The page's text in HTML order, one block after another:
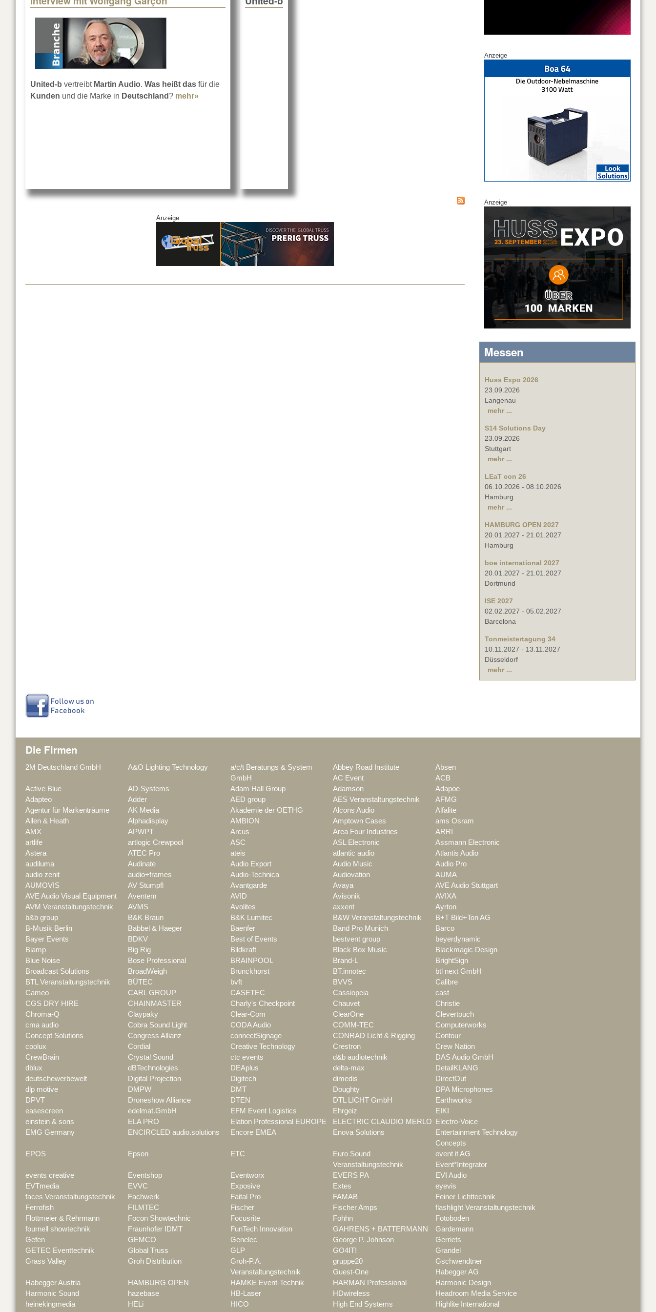
United-b vertreibt Martin Audio. Was heißt das für die
Kunden und die Marke in Deutschland ? mehr»
Anzeige
Anzeige
Anzeige
Messen
Huss Expo 2026
23.09.2026
Langenau
mehr ...
S14 Solutions Day
23.09.2026
Stuttgart
mehr ...
LEaT con 26
06.10.2026 - 08.10.2026
Hamburg
mehr ...
HAMBURG OPEN 2027
20.01.2027 - 21.01.2027
Hamburg
boe international 2027
20.01.2027 - 21.01.2027
Dortmund
ISE 2027
02.02.2027 - 05.02.2027
Barcelona
Tonmeistertagung 34
10.11.2027 - 13.11.2027
Düsseldorf
mehr ...
Die Firmen
2M Deutschland GmbH A&O Lighting Technology
a/c/t Beratungs & System
GmbH
Abbey Road Institute
Absen
AC Event
ACB
Active Blue
AD-Systems Adam Hall Group Adamson
Adapoe
Adapteo
Adder AED group AES Veranstaltungstechnik
AFMG
Agentur für Markenträume
AK Media Akademie der OETHG Alcons Audio
Alfalite
Allen & Heath
Alphadisplay AMBION Amptown Cases
ams Osram
AMX
APWPT Arcus Area Four Industries
ARRI
artlife
artlogic Crewpool ASC ASL Electronic
Assmann Electronic
Astera
ATEC Pro ateis atlantic audio
Atlantis Audio
audiluma
Audinate Audio Export Audio Music
Audio Pro
audio zenit
audio+frames Audio-Technica Audiovation
AUMA
AUMOVIS
AV Stumpfl Avantgarde Avaya
AVE Audio Stuttgart
AVE Audio Visual Equipment
Aventem AVID Avisonik
AVIXA
AVM Veranstaltungstechnik
AVMS Avolites axxent
Ayrton
b&b group
B&K Braun B&K Lumitec B&W Veranstaltungstechnik
B+T Bild+Ton AG
B-Musik Berlin
Babbel & Haeger Baenfer Band Pro Munich
Barco
Bayer Events
BDKV Best of Events bestvent group
beyerdynamic
Biamp
Big Rig Bildkraft Black Box Music
Blackmagic Design
Blue Noise
Bose Professional BRAINPOOL Brand-L
BrightSign
Broadcast Solutions
BroadWeigh Brunckhorst BT.innotec
btl next GmbH
BTL Veranstaltungstechnik
BÜTEC bvft BVVS
Calibre
Cameo
CARL GROUP CASETEC Cassiopeia
cast
CGS DRY HIRE
CHAINMASTER Charly's Checkpoint Chauvet
Christie
Chroma-Q
Claypaky Clear-Com ClearOne
Clevertouch
cma audio
Cobra Sound Light CODA Audio COMM-TEC
Computerworks
Concept Solutions
Congress Allianz connectSignage CONRAD Licht & Rigging
Contour
coolux
Cordial Creative Technology Crestron
Crew Nation
CrewBrain
Crystal Sound ctc events d&b audiotechnik
DAS Audio GmbH
dblux
dBTechnologies DEAplus delta-max
DetailKLANG
deutschewerbewelt
Digital Projection Digitech dimedis
DirectOut
dlp motive
DMPW DMT Doughty
DPA Microphones
DPVT
Droneshow Alliance DTEN DTL LICHT GmbH
Earthworks
easescreen
edelmat.GmbH EFM Event Logistics Ehrgeiz
EIKI
einstein & sons
ELA PRO Elation Professional EUROPE ELECTRIC CLAUDIO MERLO
Electro-Voice
EMG Germany
ENCIRCLED audio.solutions Encore EMEA Enova Solutions
Entertainment Technology
Concepts
EPOS
Epson ETC
Euro Sound
Veranstaltungstechnik
event it AG
Event*Integrator
events creative
Eventshop Eventworx EVERS PA
EVI Audio
EVTmedia
EVVC Exposive Extes
eyevis
faces Veranstaltungstechnik
Fachwerk Faital Pro FAMAB
Feiner Lichttechnik
Ferrofish
FILMTEC Fischer Fischer Amps
flashlight Veranstaltungstechnik
Flottmeier & Rehrmann
Focon Showtechnic Focusrite Fohhn
Fotoboden
fournell showtechnik
Fraunhofer IDMT FunTech Innovation GAHRENS + BATTERMANN
Gardemann
Gefen
GEMCO Genelec George P. Johnson
Gerriets
GETEC Eventtechnik
Global Truss GLP GO4IT!
Grandel
Grass Valley
Groh Distribution
Groh-P.A.
Veranstaltungstechnik
gruppe20
Gschwendtner
Guest-One
Habegger AG
Habegger Austria
HAMBURG OPEN HAMKE Event-Technik HARMAN Professional
Harmonic Design
Harmonic Sound
hazebase HB-Laser HDwireless
Headroom Media Service
heinekingmedia
HELi HICO High End Systems
Highlite International